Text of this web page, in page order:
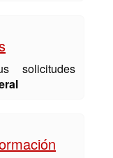
solicitudes